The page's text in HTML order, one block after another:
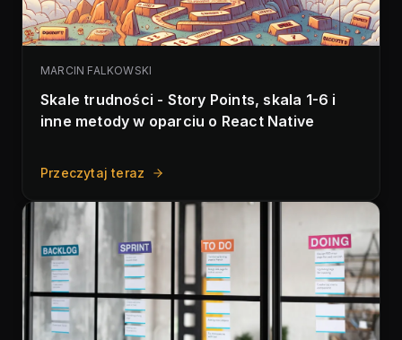
MARCIN FALKOWSKI
Skale trudności - Story Points, skala 1-6 i
inne metody w oparciu o React Native
Przeczytaj teraz